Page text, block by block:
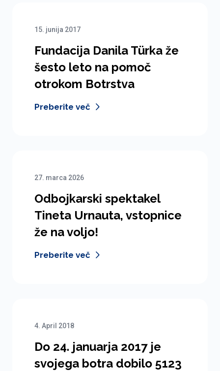
15. junija 2017
Fundacija Danila Türka že
šesto leto na pomoč
otrokom Botrstva
Preberite več
27. marca 2026
Odbojkarski spektakel
Tineta Urnauta, vstopnice
že na voljo!
Preberite več
4. April 2018
Do 24. januarja 2017 je
svojega botra dobilo 5123